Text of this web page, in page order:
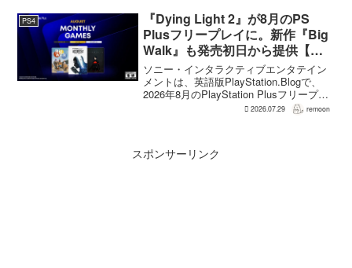
ると、シリーズディレクターの浜口直樹
氏がAU...
PS4
『Dying Light 2』が8月のPS
Plusフリープレイに。新作『Big
Walk』も発売初日から提供【海
外発表】
ソニー・インタラクティブエンタテイン
メントは、英語版PlayStation.Blogで、
2026年8月のPlayStation Plusフリープレ
イとして『Dying Light 2 Stay Human:
2026.07.29 remoon
スポンサーリンク